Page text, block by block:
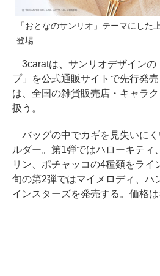
「おとなのサンリオ」テーマにした
登場
3caratは、サンリオデザインの
プ」を公式通販サイトで先行発
は、全国の雑貨販売店・キャラ
扱う。
バッグの中でカギを見失いに
ルダー。第1弾ではハローキティ
リン、ポチャッコの4種類をライ
旬の第2弾ではマイメロディ、ハ
インスターズを発売する。価格は